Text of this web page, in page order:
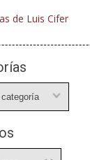
de Luis Cifer